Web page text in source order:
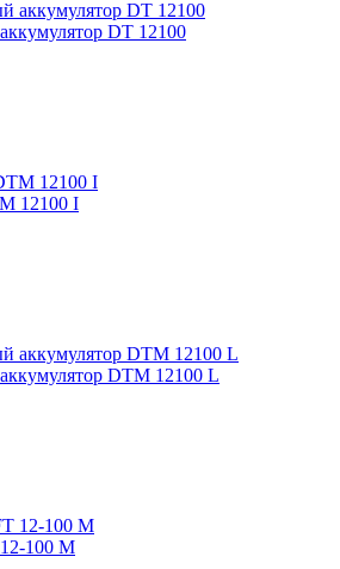
DT 12100
12100 I
DTM 12100 L
100 M